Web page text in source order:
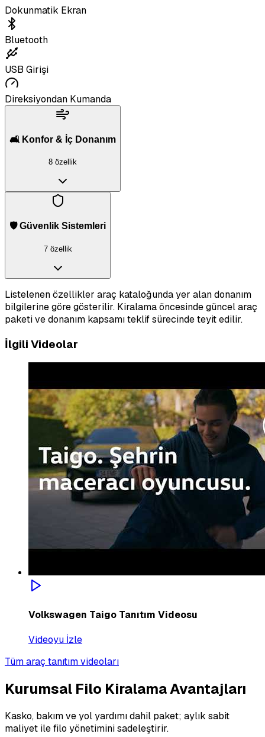
Dokunmatik Ekran
Bluetooth
USB Girişi
Direksiyondan Kumanda
🛋️ Konfor & İç Donanım
8 özellik
🛡️ Güvenlik Sistemleri
7 özellik
Listelenen özellikler araç kataloğunda yer alan donanım
bilgilerine göre gösterilir. Kiralama öncesinde güncel araç
paketi ve donanım kapsamı teklif sürecinde teyit edilir.
İlgili Videolar
Volkswagen Taigo Tanıtım Videosu
Videoyu İzle
Tüm araç tanıtım videoları
Kurumsal Filo Kiralama Avantajları
Kasko, bakım ve yol yardımı dahil paket; aylık sabit
maliyet ile filo yönetimini sadeleştirir.